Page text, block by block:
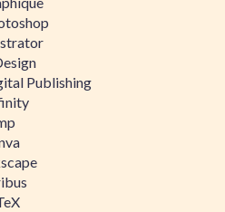
Publishing